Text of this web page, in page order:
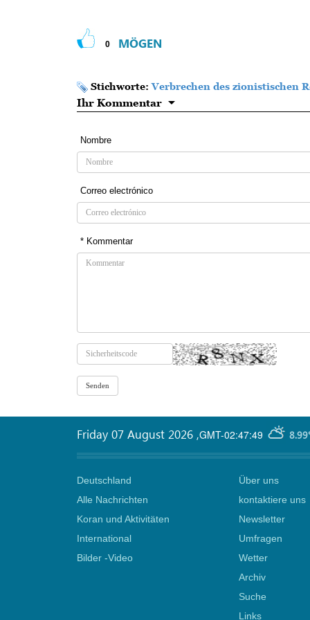
0 MÖGEN
Stichworte:Verbrechen des zionistischen
Ihr Kommentar
Nombre
Correo electrónico
* Kommentar
GMT-02:47:49
Friday 07 August 2026 ,
Deutschland
Alle Nachrichten
Koran und Aktivitäten
International
Bilder -Video
Über uns
kontaktiere uns
Newsletter
Umfragen
Wetter
Archiv
Suche
Links